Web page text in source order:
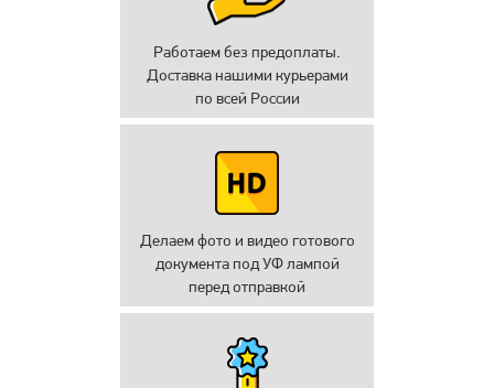
Работаем без предоплаты.
Доставка нашими курьерами
по всей России
Делаем фото и видео готового
документа под УФ лампой
перед отправкой